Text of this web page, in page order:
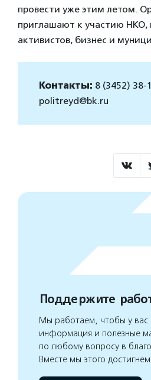
провести уже этим летом.
приглашают к участию НКО,
активистов, бизнес и
Контакты: 8 (3452) 38-
politreyd@bk.ru
Поддержите
Мы работаем, чтобы у вас
информация и полезные
по любому вопросу в
Вместе мы этого достигнем